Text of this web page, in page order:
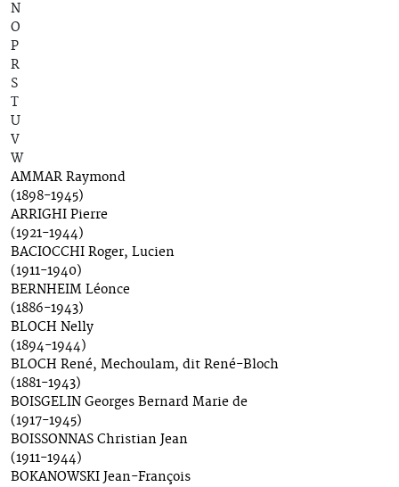
N
O
P
R
S
T
U
V
W
AMMAR Raymond
(1898-1945)
ARRIGHI Pierre
(1921-1944)
BACIOCCHI Roger, Lucien
(1911-1940)
BERNHEIM Léonce
(1886-1943)
BLOCH Nelly
(1894-1944)
BLOCH René, Mechoulam, dit René-Bloch
(1881-1943)
BOISGELIN Georges Bernard Marie de
(1917-1945)
BOISSONNAS Christian Jean
(1911-1944)
BOKANOWSKI Jean-François